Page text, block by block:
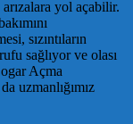
yol açabilir.
sızıntıların
sağlıyor ve olası
Açma
uzmanlığımız